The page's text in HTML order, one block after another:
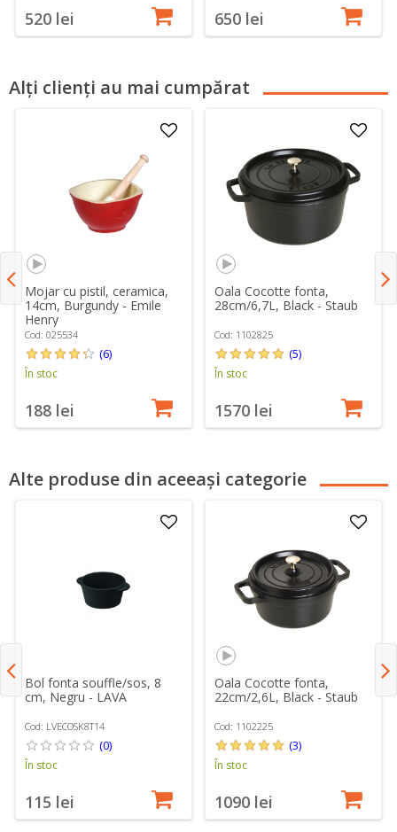
520 lei 650 lei
Alți clienți au mai cumpărat
Mojar cu pistil, ceramica,
14cm, Burgundy - Emile
Henry
Cod: 025534
(6)
În stoc
188 lei
Oala Cocotte fonta,
28cm/6,7L, Black - Staub
Cod: 1102825
(5)
În stoc
1570 lei
Alte produse din aceeași categorie
Bol fonta souffle/sos, 8
cm, Negru - LAVA
Cod: LVECOSK8T14
(0)
În stoc
115 lei
Oala Cocotte fonta,
22cm/2,6L, Black - Staub
Cod: 1102225
(3)
În stoc
1090 lei